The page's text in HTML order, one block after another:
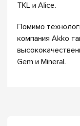
TKL и Alice.
Помимо
компания Akko
Gem и Mineral.